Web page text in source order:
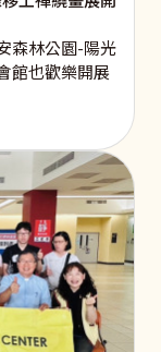
森林公園-陽光
館也歡樂開展